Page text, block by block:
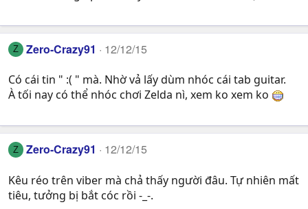
Z Zero-Crazy91 12/12/15
Có cái tin " :( " mà. Nhờ vả lấy dùm nhóc cái tab guitar.
À tối nay có thể nhóc chơi Zelda nì, xem ko xem ko
Z Zero-Crazy91 12/12/15
Kêu réo trên viber mà chả thấy người đâu. Tự nhiên mất
tiêu, tưởng bị bắt cóc rồi -_-.